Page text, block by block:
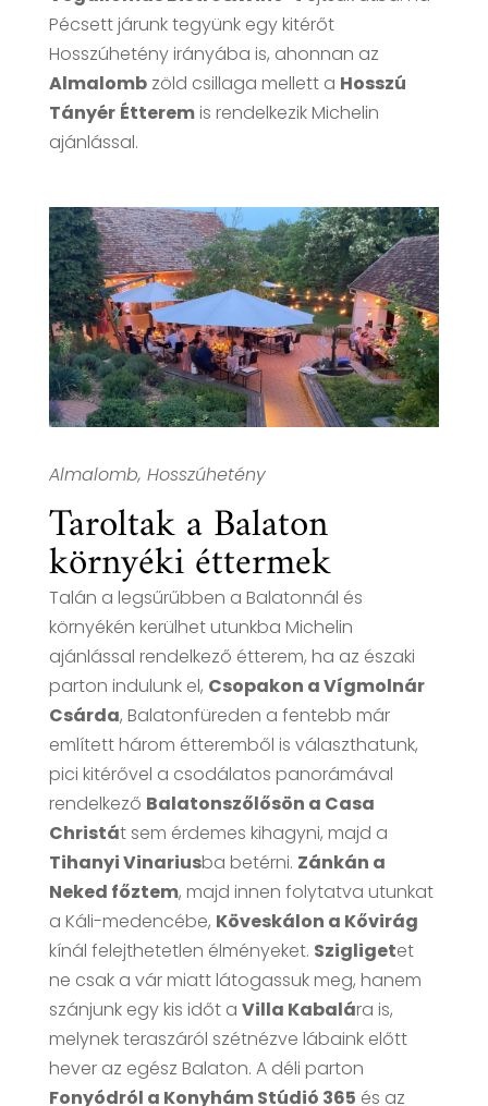
Pécsett járunk tegyünk egy kitérőt
Hosszúhetény irányába is, ahonnan az
Almalombzöld csillaga mellett a Hosszú
Tányér Étteremis rendelkezik Michelin
ajánlással.
Almalomb, Hosszúhetény
Taroltak a Balaton
környéki éttermek
Talán a legsűrűbben a Balatonnál és
környékén kerülhet utunkba Michelin
ajánlással rendelkező étterem, ha az északi
parton indulunk el, Csopakon a Vígmolnár
Csárda, Balatonfüreden a fentebb már
említett három étteremből is választhatunk,
pici kitérővel a csodálatos panorámával
rendelkező Balatonszőlősön a Casa
Christát sem érdemes kihagyni, majd a
Tihanyi Vinariusba betérni. Zánkán a
Neked főztem, majd innen folytatva utunkat
a Káli-medencébe, Köveskálon a Kővirág
kínál felejthetetlen élményeket. Szigligetet
ne csak a vár miatt látogassuk meg, hanem
szánjunk egy kis időt a Villa Kabalára is,
melynek teraszáról szétnézve lábaink előtt
hever az egész Balaton. A déli parton
Fonyódról a Konyhám Stúdió 365 és az